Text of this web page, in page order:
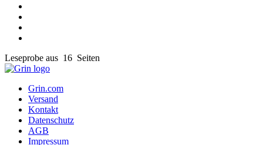
Leseprobe aus 16 Seiten
Grin.com
Versand
Kontakt
Datenschutz
AGB
Impressum